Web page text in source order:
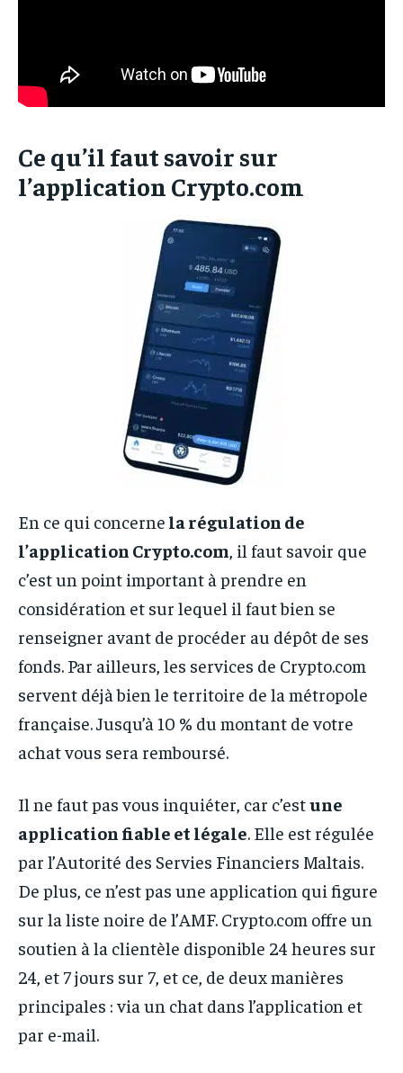
Ce qu’il faut savoir sur
l’application Crypto.com
En ce qui concerne la régulation de
l’application Crypto.com , il faut savoir que
c’est un point important à prendre en
considération et sur lequel il faut bien se
renseigner avant de procéder au dépôt de ses
fonds. Par ailleurs, les services de Crypto.com
servent déjà bien le territoire de la métropole
française. Jusqu’à 10 % du montant de votre
achat vous sera remboursé.
Il ne faut pas vous inquiéter, car c’estune
application fiable et légale. Elle est régulée
par l’Autorité des Servies Financiers Maltais.
De plus, ce n’est pas une application qui figure
sur la liste noire de l’AMF. Crypto.com offre un
soutien à la clientèle disponible 24 heures sur
24, et 7 jours sur 7, et ce, de deux manières
principales : via un chat dans l’application et
par e-mail.